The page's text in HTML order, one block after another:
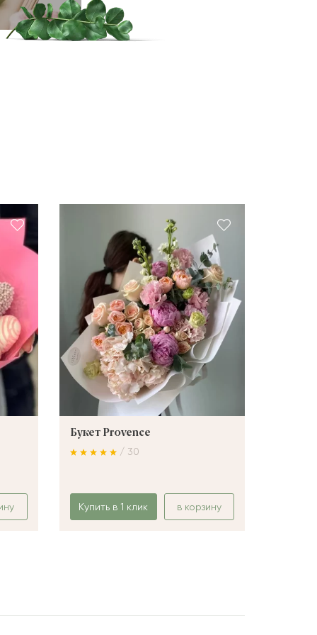
Букет Provence
/ 30
Купить в 1 клик в корзину